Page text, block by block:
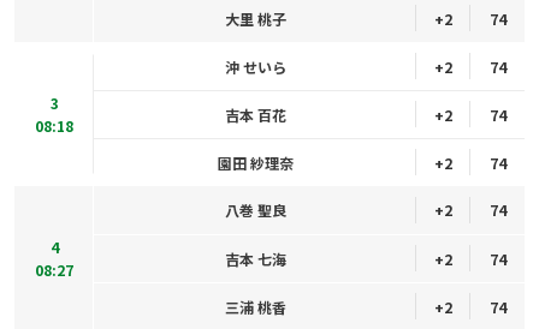
大里 桃子 +2 74
3
08:18
沖 せいら +2 74
吉本 百花 +2 74
園田 紗理奈 +2 74
4
08:27
八巻 聖良 +2 74
吉本 七海 +2 74
三浦 桃香 +2 74